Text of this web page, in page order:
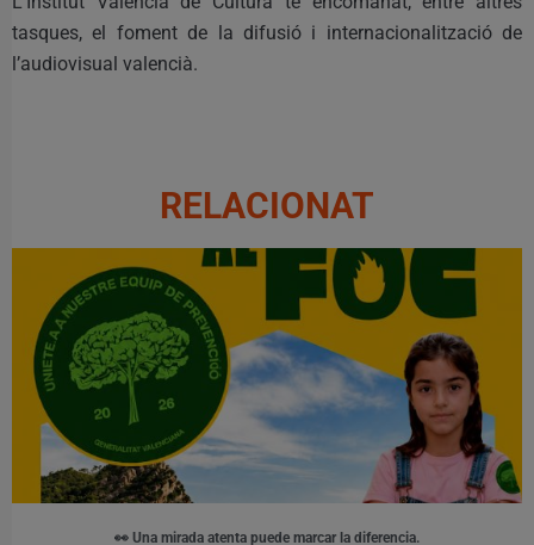
tasques, el foment de la difusió i internacionalització de
l’audiovisual valencià.
RELACIONAT
👀 Una mirada atenta puede marcar la diferencia.